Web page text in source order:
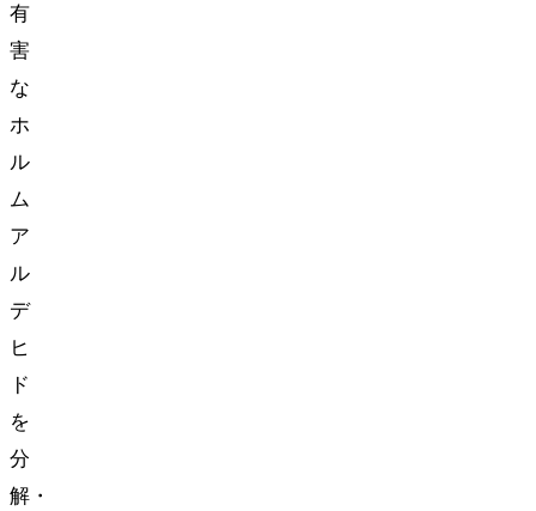
有
害
な
ホ
ル
ム
ア
ル
デ
ヒ
ド
を
分
解・